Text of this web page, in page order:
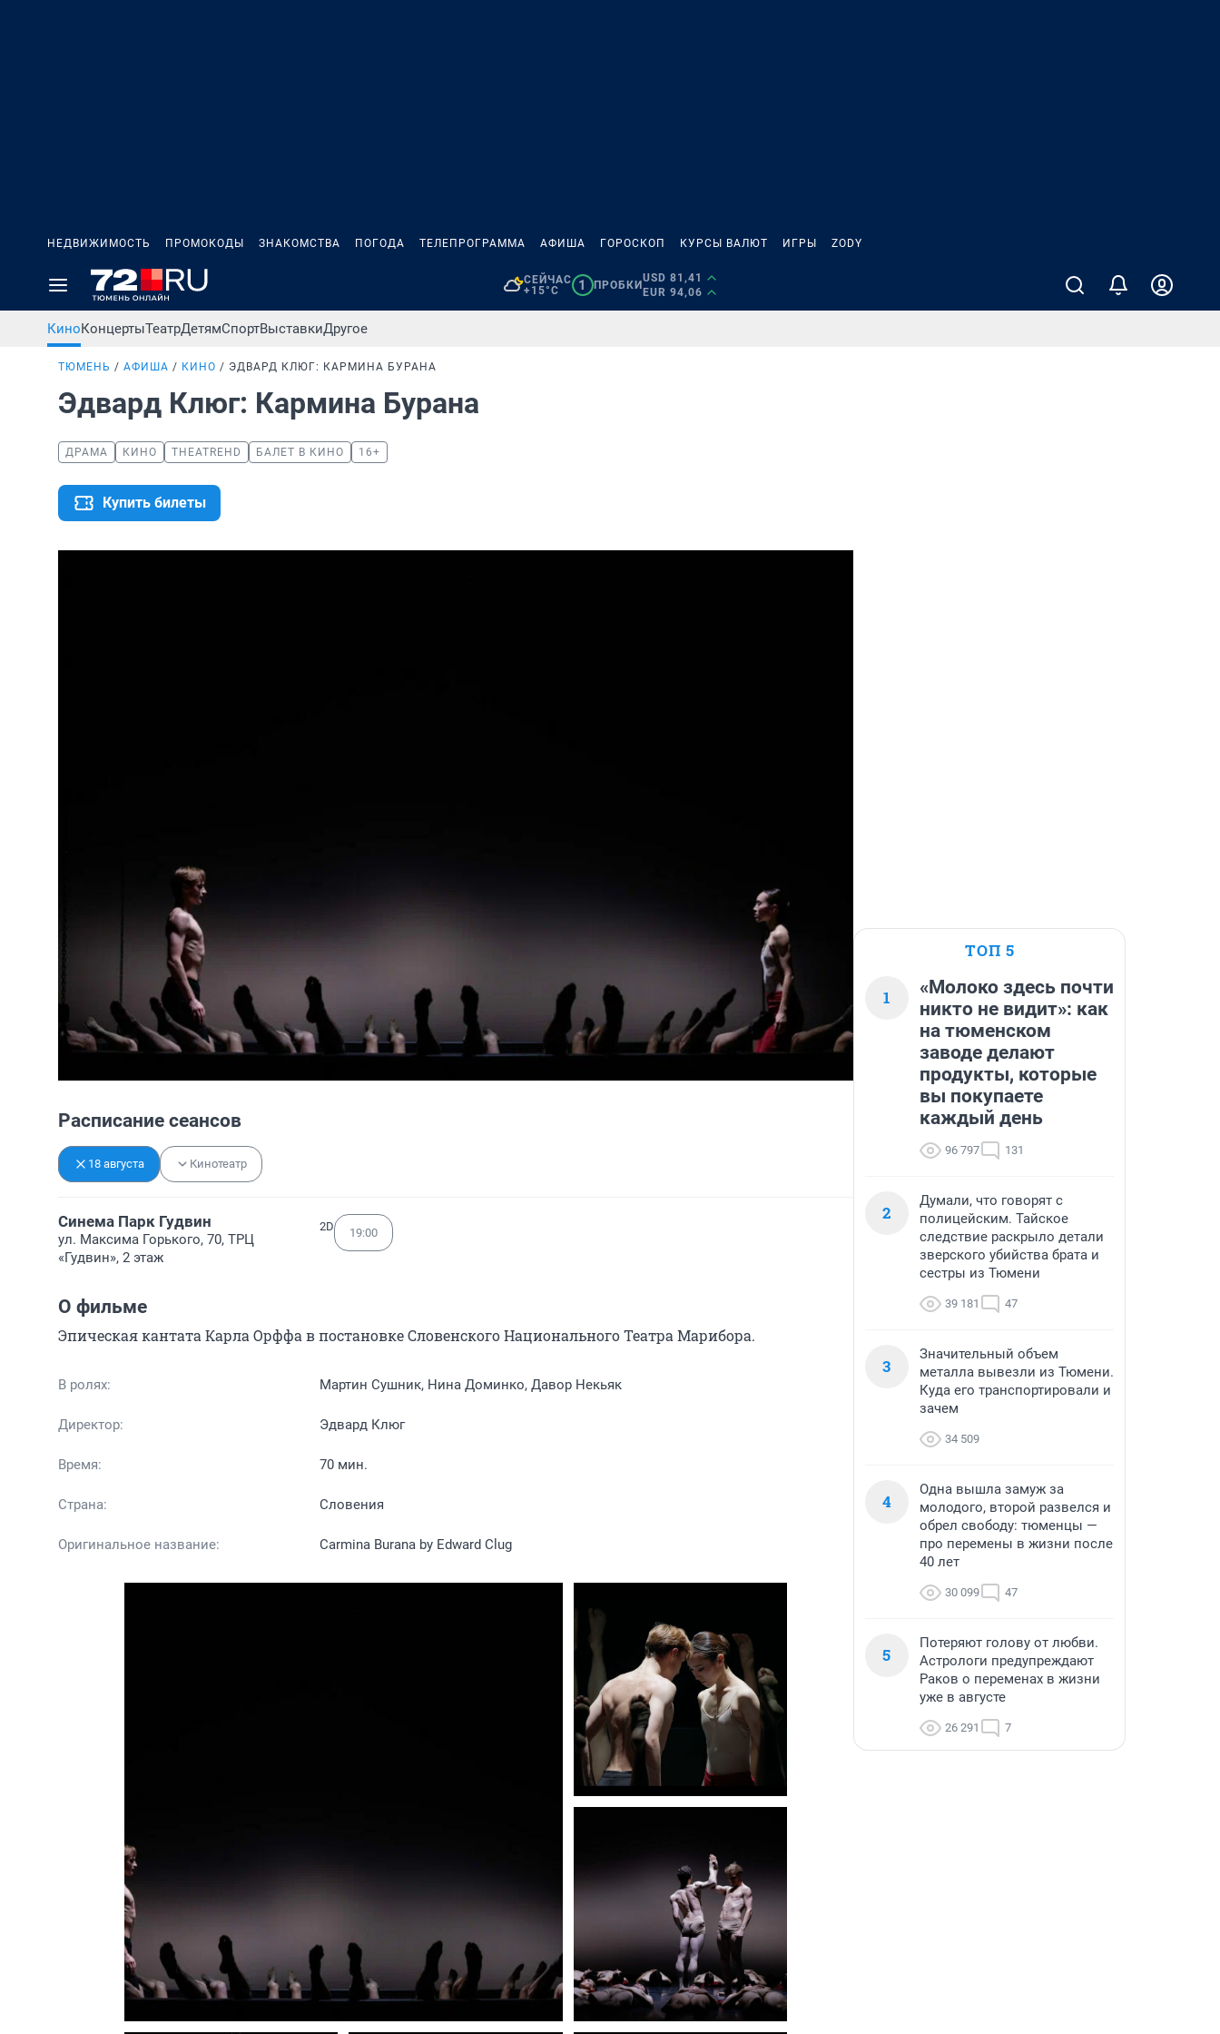
НЕДВИЖИМОСТЬ ПРОМОКОДЫ ЗНАКОМСТВА ПОГОДА ТЕЛЕПРОГРАММА АФИША ГОРОСКОП КУРСЫ ВАЛЮТ ИГРЫ ZODY
СЕЙЧАС
+15°C
1 ПРОБКИ
USD 81,41
EUR 94,06
КиноКонцертыТеатрДетямСпортВыставкиДругое
ТЮМЕНЬ АФИША КИНО ЭДВАРД КЛЮГ: КАРМИНА БУРАНА
Эдвард Клюг: Кармина Бурана
ДРАМА КИНО THEATREHD БАЛЕТ В КИНО 16+
Купить билеты
Расписание сеансов
18 августа Кинотеатр
Синема Парк Гудвин
ул. Максима Горького, 70, ТРЦ
«Гудвин», 2 этаж
2D 19:00
О фильме
Эпическая кантата Карла Орффа в постановке Словенского Национального Театра Марибора.
В ролях: Мартин Сушник, Нина Доминко, Давор Некьяк
Директор: Эдвард Клюг
Время: 70 мин.
Страна: Словения
Оригинальное название: Carmina Burana by Edward Clug
ТОП 5
1
«Молоко здесь почти
никто не видит»: как
на тюменском
заводе делают
продукты, которые
вы покупаете
каждый день
96 797 131
2
Думали, что говорят с
полицейским. Тайское
следствие раскрыло детали
зверского убийства брата и
сестры из Тюмени
39 181 47
3
Значительный объем
металла вывезли из Тюмени.
Куда его транспортировали и
зачем
34 509
4
Одна вышла замуж за
молодого, второй развелся и
обрел свободу: тюменцы —
про перемены в жизни после
40 лет
30 099 47
5
Потеряют голову от любви.
Астрологи предупреждают
Раков о переменах в жизни
уже в августе
26 291 7